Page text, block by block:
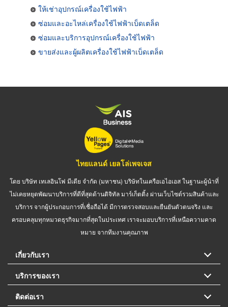
ให้เช่าอุปกรณ์เครื่องใช้ไฟฟ้า
ซ่อมและอะไหล่เครื่องใช้ไฟฟ้าเบ็ดเตล็ด
ซ่อมและบริการอุปกรณ์เครื่องใช้ไฟฟ้า
ขายส่งและผู้ผลิตเครื่องใช้ไฟฟ้าเบ็ดเตล็ด
ไทยแลนด์ เยลโล่เพจเจส
โดย บริษัท เทเลอินโฟ มีเดีย จำกัด (มหาชน) บริษัทในเครือเอไอเอส ในฐานะผู้นำที่
ไม่เคยหยุดพัฒนาบริการที่ดีที่สุดด้านดิจิทัล มาร์เก็ตติ้ง ผ่านเว็บไซต์รวมสินค้าและ
บริการ จากผู้ประกอบการที่เชื่อถือได้ มีการตรวจสอบและยืนยันตัวตนจริง และ
ครอบคลุมทุกหมวดธุรกิจมากที่สุดในประเทศ เราจะมอบบริการที่เหนือความคาด
หมาย จากทีมงานคุณภาพ
เกี่ยวกับเรา
บริการของเรา
ติดต่อเรา